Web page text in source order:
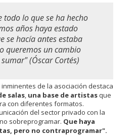
todo lo que se ha hecho
años haya estado
se hacía antes estaba
queremos un cambio
(Óscar Cortés)
de la asociación destaca
salas, una base de artistas que
con diferentes formatos.
del sector privado con la
sobreprogramar. Que haya
pero no contraprogramar".